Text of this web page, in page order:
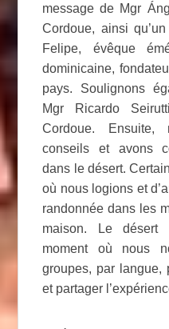
message de Mgr
Cordoue, ainsi
Felipe, évêque
dominicaine,
pays. Soulignons
Mgr Ricardo
Cordoue.
conseils et avons
dans le désert.
où nous logions et
randonnée dans les
maison. Le désert
moment où nous
groupes, par
et partager